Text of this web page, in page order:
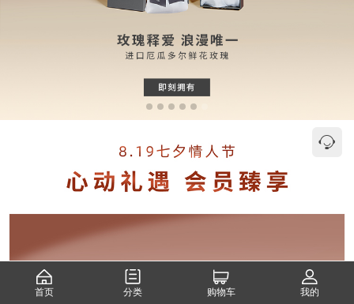
首页 分类 购物车 我的